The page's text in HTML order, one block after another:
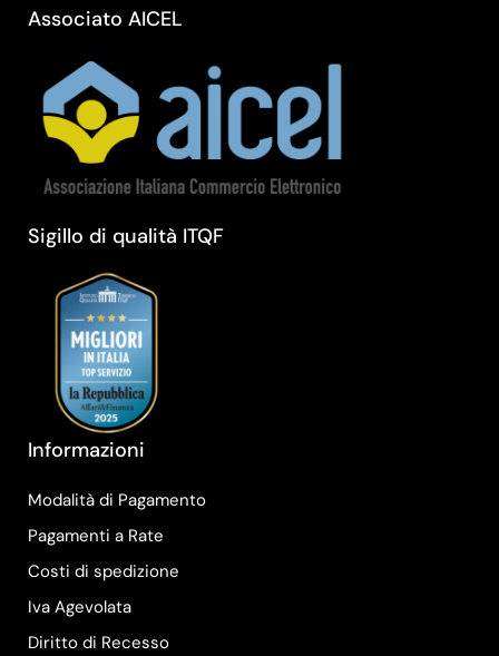
Associato AICEL
Sigillo di qualità ITQF
Informazioni
Modalità di Pagamento
Pagamenti a Rate
Costi di spedizione
Iva Agevolata
Diritto di Recesso